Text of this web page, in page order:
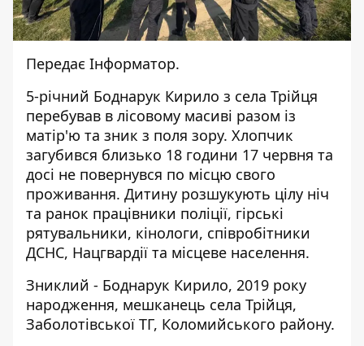
Передає Інформатор.
5-річний Боднарук Кирило з села Трійця
перебував в лісовому масиві разом із
матір'ю та зник з поля зору. Хлопчик
загубився близько 18 години 17 червня та
досі не повернувся по місцю свого
проживання. Дитину розшукують цілу ніч
та ранок працівники поліції, гірські
рятувальники, кінологи, співробітники
ДСНС, Нацгвардії та місцеве населення.
Зниклий - Боднарук Кирило, 2019 року
народження, мешканець села Трійця,
Заболотівської ТГ, Коломийського району.